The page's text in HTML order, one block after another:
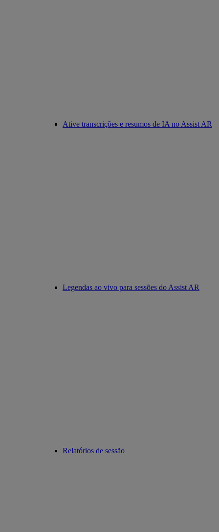
Ative transcrições e resumos de IA no Assist AR
Legendas ao vivo para sessões do Assist AR
Relatórios de sessão